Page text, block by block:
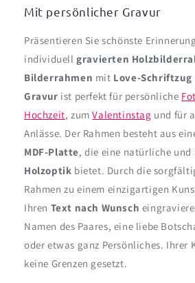
Mit persönlicher Gravur
Präsentieren Sie schönste
individuellgravierten
Bilderrahmen mit Love-Schriftzug
Gravur ist perfekt für persönliche
Hochzeit, zumValentinstag und für
Anlässe. Der Rahmen besteht aus
MDF-Platte, die eine natürliche und
Holzoptik bietet. Durch die
Rahmen zu einem einzigartigen
Ihren Text nach Wunsch
Namen des Paares, eine liebe
oder etwas ganz Persönliches. Ihrer
keine Grenzen gesetzt.